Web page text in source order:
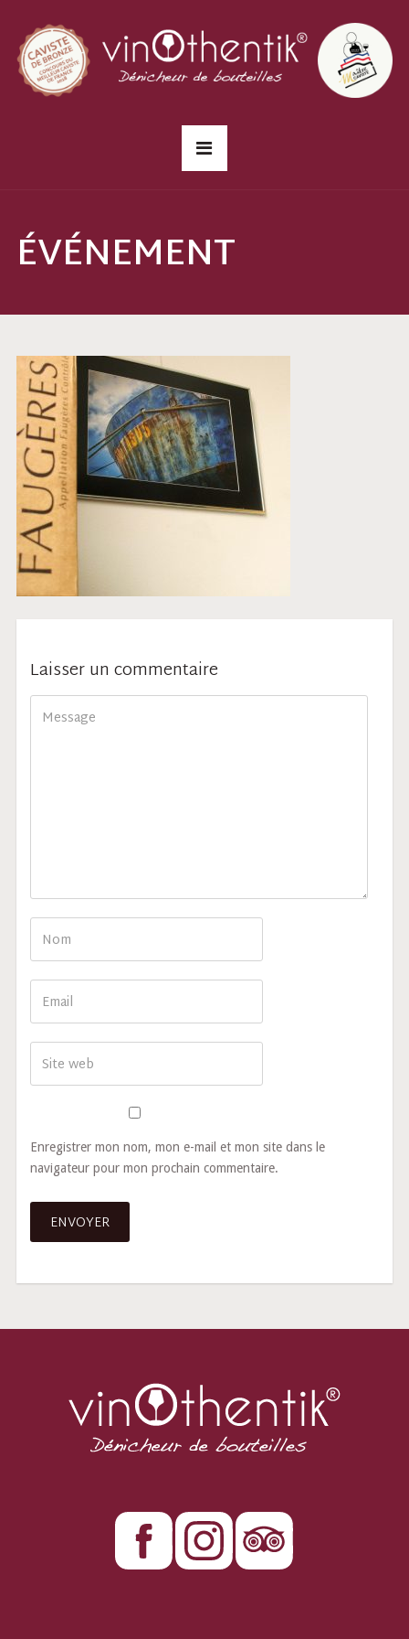
ÉVÉNEMENT
Laisser un commentaire
Enregistrer mon nom, mon e-mail et mon site dans le
navigateur pour mon prochain commentaire.